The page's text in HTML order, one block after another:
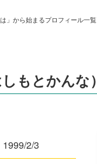
は」から始まるプロフィール一覧
もとかんな）
1999/2/3